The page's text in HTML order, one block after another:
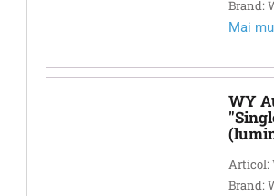
Brand:
Mai
WY
Articol:
Brand: